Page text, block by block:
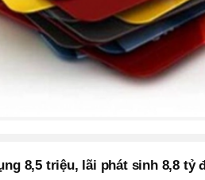
8,5 triệu, lãi phát sinh 8,8 tỷ